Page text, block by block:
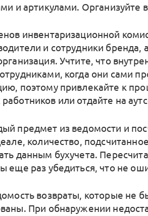
и артикулами. Организуйте
инвентаризационной
и сотрудники бренда,
Учтите, что
когда они сами
поэтому привлекайте к
или отдайте на
предмет из ведомости и
количество,
данным бухучета.
еще раз убедиться, что не
возвраты, которые не
При обнаружении